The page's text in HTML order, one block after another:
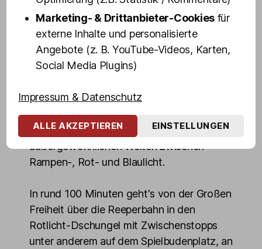
Mittlerweile ist Vanity Trash eine Drag-
Ikone auf St. Pauli.
Mit spitzer Zunge und derbem Humor
erklärt euch unsere Kiez-Wuchtbrumme
die Reeperbahn wissen müsst, zeigt euch
die interessantesten Sehenswürdigkeiten
und gibt Insider-Einblicke in die
außergewöhnlichen Welten zwischen
Rampen-, Rot- und Blaulicht.
In rund 100 Minuten geht's von der Großen
Freiheit über die Reeperbahn in den
Rotlicht-Dschungel mit Zwischenstopps
unter anderem auf dem Spielbudenplatz, an
Marketing- & Drittanbieter-Cookies für
externe Inhalte und personalisierte
Angebote (z. B. YouTube-Videos, Karten,
Social Media Plugins)
Impressum & Datenschutz
ALLE AKZEPTIEREN EINSTELLUNGEN